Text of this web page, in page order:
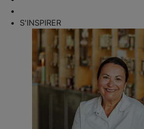
S'INSPIRER